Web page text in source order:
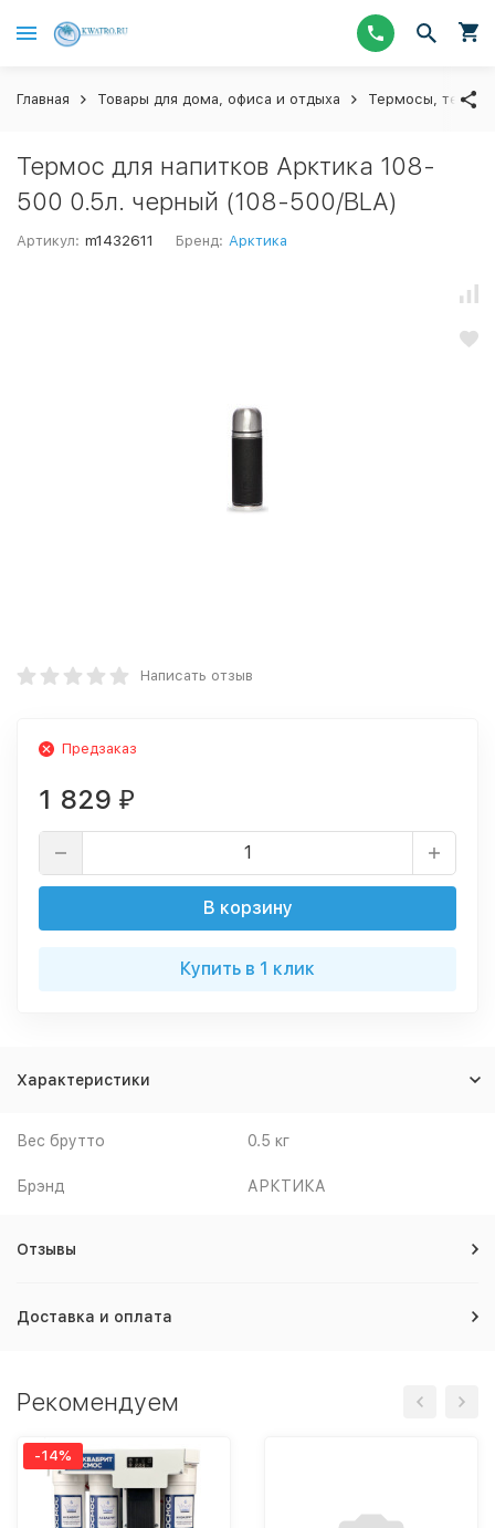
Главная Товары для дома, офиса и отдыха Термосы,
Термос для напитков Арктика 108-
500 0.5л. черный (108-500/BLA)
Артикул: m1432611 Бренд: Арктика
Написать отзыв
Предзаказ
1 829 ₽
В корзину
Купить в 1 клик
Характеристики
Вес брутто 0.5 кг
Брэнд АРКТИКА
Отзывы
Доставка и оплата
Рекомендуем
-14%